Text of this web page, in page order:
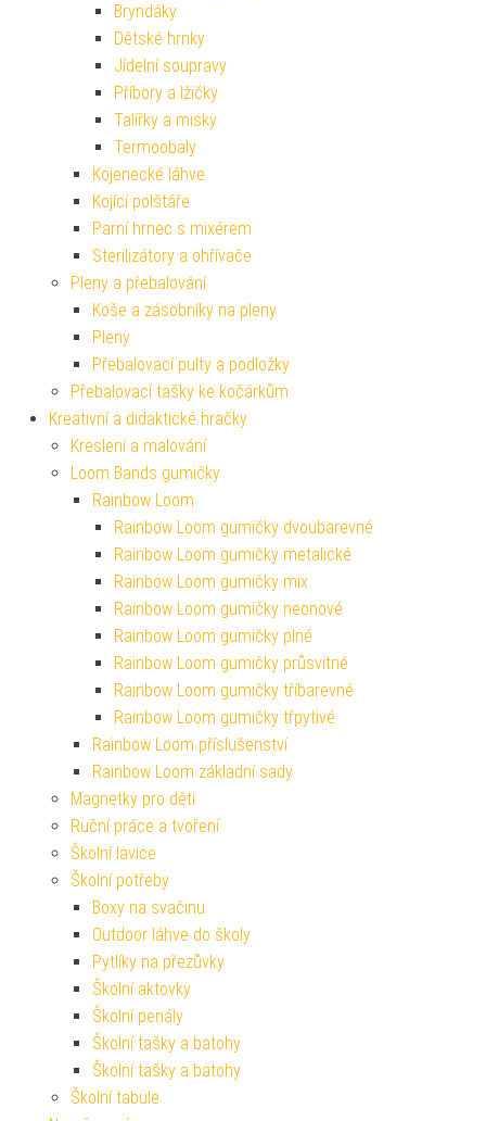
Bryndáky
Dětské hrnky
Jídelní soupravy
Příbory a lžičky
Talířky a misky
Termoobaly
Kojenecké láhve
Kojící polštáře
Parní hrnec s mixérem
Sterilizátory a ohřívače
Pleny a přebalování
Koše a zásobníky na pleny
Pleny
Přebalovací pulty a podložky
Přebalovací tašky ke kočárkům
Kreativní a didaktické hračky
Kreslení a malování
Loom Bands gumičky
Rainbow Loom
Rainbow Loom gumičky dvoubarevné
Rainbow Loom gumičky metalické
Rainbow Loom gumičky mix
Rainbow Loom gumičky neonové
Rainbow Loom gumičky plné
Rainbow Loom gumičky průsvitné
Rainbow Loom gumičky tříbarevné
Rainbow Loom gumičky třpytivé
Rainbow Loom příslušenství
Rainbow Loom základní sady
Magnetky pro děti
Ruční práce a tvoření
Školní lavice
Školní potřeby
Boxy na svačinu
Outdoor láhve do školy
Pytlíky na přezůvky
Školní aktovky
Školní penály
Školní tašky a batohy
Školní tašky a batohy
Školní tabule